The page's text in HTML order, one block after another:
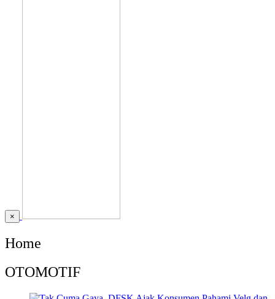
×
Home
OTOMOTIF